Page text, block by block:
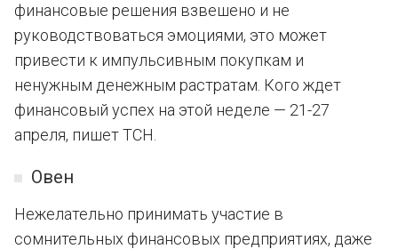
финансовые решения взвешено и не
руководствоваться эмоциями, это может
привести к импульсивным покупкам и
ненужным денежным растратам. Кого ждет
финансовый успех на этой неделе — 21-27
апреля, пишет ТСН.
Овен
Нежелательно принимать участие в
сомнительных финансовых предприятиях, даже